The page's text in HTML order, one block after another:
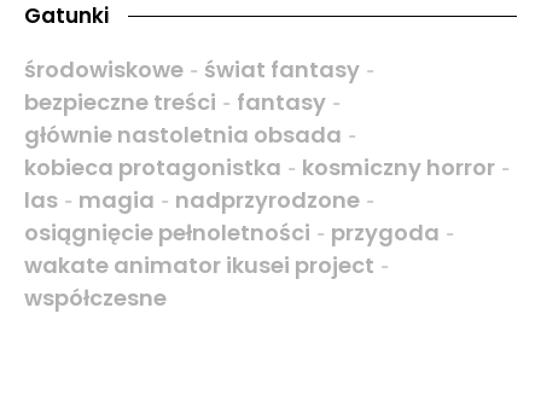
Gatunki
środowiskowe - świat fantasy -
bezpieczne treści - fantasy -
głównie nastoletnia obsada -
kobieca protagonistka - kosmiczny horror -
las - magia - nadprzyrodzone -
osiągnięcie pełnoletności - przygoda -
wakate animator ikusei project -
współczesne